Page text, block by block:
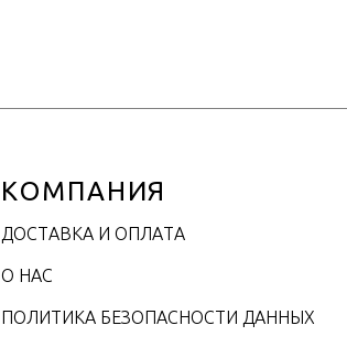
КОМПАНИЯ
ДОСТАВКА И ОПЛАТА
О НАС
ПОЛИТИКА БЕЗОПАСНОСТИ ДАННЫХ